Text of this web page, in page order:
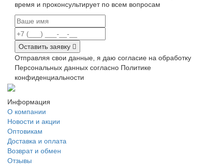
время и проконсультирует по всем вопросам
Оставить заявку
Отправляя свои данные, я даю согласие на обработку
Персональных данных согласно Политике
конфиденциальности
Информация
О компании
Новости и акции
Оптовикам
Доставка и оплата
Возврат и обмен
Отзывы